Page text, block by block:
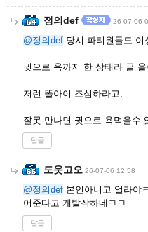
정의def 26-07-06
@정의def 당시 파티원들도
귓으로 욕까지 한 상태라 글
저런 똘아이 조심하라고.
잘못 만나면 귓으로 욕먹을수
답글
도웃고오 26-07-06 12:58
@정의def 본인아니고 얼라야
어준다고 개발작하네ㅋㅋ
답글